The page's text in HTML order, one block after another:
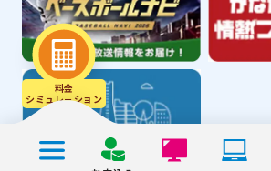
料金
シミュレ－ション